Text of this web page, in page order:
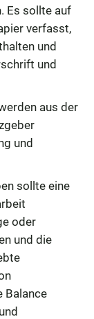
Es sollte auf
verfasst,
und
und
aus der
und
sollte eine
oder
und die
Balance